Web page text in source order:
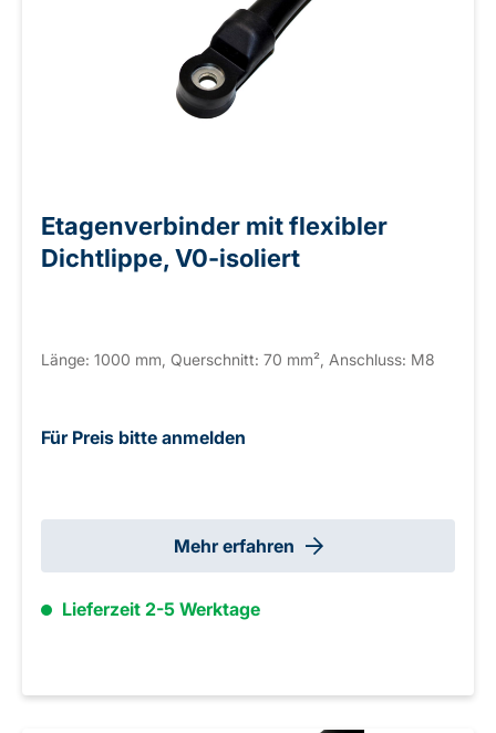
Etagenverbinder mit flexibler
Dichtlippe, V0-isoliert
Länge: 1000 mm, Querschnitt: 70 mm², Anschluss: M8
Für Preis bitte anmelden
Mehr erfahren
Lieferzeit 2-5 Werktage